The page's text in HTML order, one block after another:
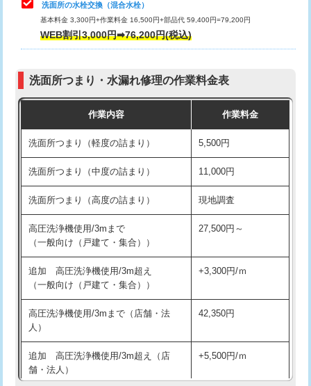
マス交換（深さ50㎝未満）
マス交換（深さ50㎝以上）
モルタル補修（厚さ10㎝まで） 27,500円
モルタル補修（厚さ10㎝超え） 38,500円
洗面台設置 38,500円
バスタブ設置 現場見積
追加人工 16,500円
廃棄・処分
※給水管工事は20mmまでの価格です。
交換・取付(混合水栓（壁付・デッキ
式・ワンホール）)
16,500円+材料費
（P/S/ポップアップ））
交換・取付（その他部品） 11,000円+材料費
持込商品取付（単水栓） 13,200円
持込商品取付（混合水栓） 16,500円
持込商品取付（浄水器・分岐水栓） 16,500円
給水管工事※（ホール加工) 16,500円
給水管工事※（バンド止め)
給水管工事※（支持金具設置) 5,500円
給水管工事※（保温材使用（バンド止
め込み）)
5,500円
給水管工事※（土の掘削・埋め戻し作
業)
11,000円
洗面所の水栓交換（混合水栓）
基本料金 3,300円+作業料金 16,500円+部品代 59,400円=79,200円
WEB割引3,000円➡76,200円(税込)
洗面所つまり・水漏れ修理の作業料金表
作業内容 作業料金
洗面所つまり（軽度の詰まり） 5,500円
洗面所つまり（中度の詰まり） 11,000円
洗面所つまり（高度の詰まり） 現地調査
高圧洗浄機使用/3mまで
（一般向け（戸建て・集合））
27,500円～
追加 高圧洗浄機使用/3m超え
（一般向け（戸建て・集合））
+3,300円/ｍ
高圧洗浄機使用/3mまで（店舗・法
人）
42,350円
追加 高圧洗浄機使用/3m超え（店
舗・法人）
+5,500円/ｍ